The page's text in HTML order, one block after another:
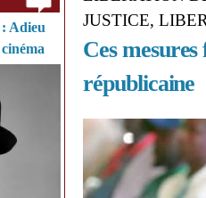
Adieu
JUSTICE,
Ces
républicaine